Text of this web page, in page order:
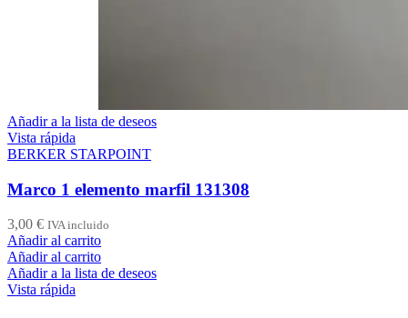
Añadir a la lista de deseos
Vista rápida
BERKER STARPOINT
Marco 1 elemento marfil 131308
3,00 € IVA incluido
Añadir al carrito
Añadir al carrito
Añadir a la lista de deseos
Vista rápida